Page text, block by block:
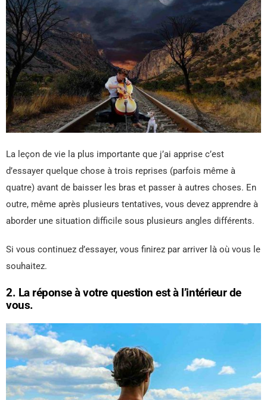
La leçon de vie la plus importante que j’ai apprise c’est
d’essayer quelque chose à trois reprises (parfois même à
quatre) avant de baisser les bras et passer à autres choses. En
outre, même après plusieurs tentatives, vous devez apprendre à
aborder une situation difficile sous plusieurs angles différents.
Si vous continuez d’essayer, vous finirez par arriver là où vous le
souhaitez.
2. La réponse à votre question est à l’intérieur de
vous.